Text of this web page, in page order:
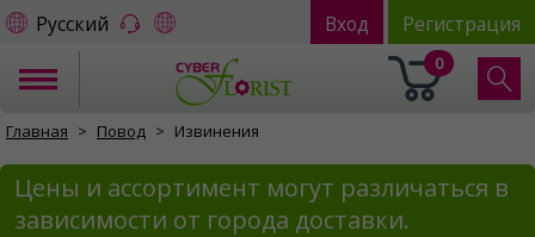
Русский Вход Регистрация
0
Главная Повод Извинения
Цены и ассортимент могут различаться в
зависимости от города доставки.